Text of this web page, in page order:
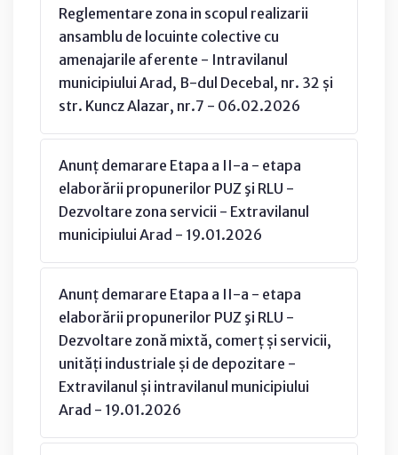
Reglementare zona in scopul realizarii
ansamblu de locuinte colective cu
amenajarile aferente - Intravilanul
municipiului Arad, B-dul Decebal, nr. 32 și
str. Kuncz Alazar, nr.7 - 06.02.2026
Anunț demarare Etapa a II-a - etapa
elaborării propunerilor PUZ şi RLU -
Dezvoltare zona servicii - Extravilanul
municipiului Arad - 19.01.2026
Anunț demarare Etapa a II-a - etapa
elaborării propunerilor PUZ şi RLU -
Dezvoltare zonă mixtă, comerț și servicii,
unități industriale și de depozitare -
Extravilanul și intravilanul municipiului
Arad - 19.01.2026